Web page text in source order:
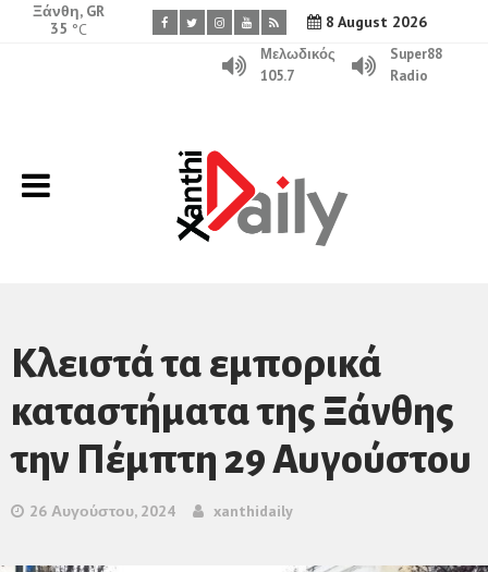
8 August 2026
Ξάνθη, GR
35 °C
Μελωδικός
105.7
Super88
Radio
Κλειστά τα εμπορικά
καταστήματα της Ξάνθης
την Πέμπτη 29 Αυγούστου
26 Αυγούστου, 2024 xanthidaily